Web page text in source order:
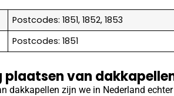
Postcodes: 1851, 1852, 1853
Postcodes: 1851
van
zijn we in Nederland